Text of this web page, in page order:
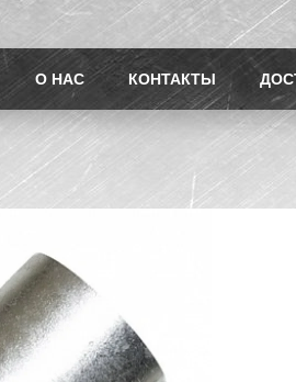
О НАС КОНТАКТЫ